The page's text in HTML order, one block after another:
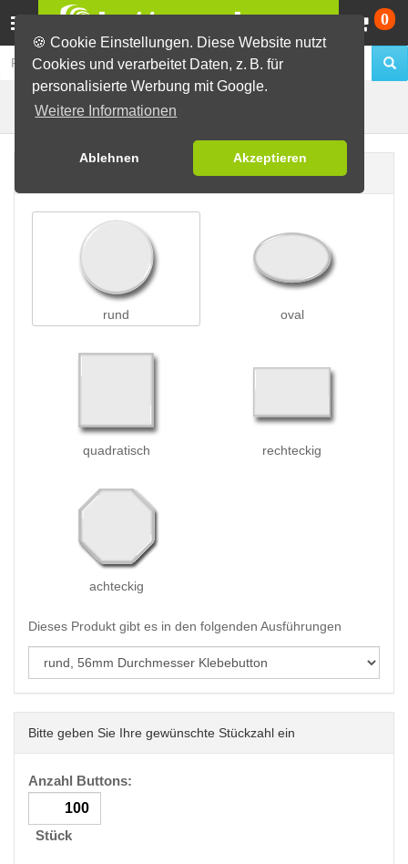
🍪 Cookie Einstellungen. Diese Website nutzt
Cookies und verarbeitet Daten, z. B. für
personalisierte Werbung mit Google.
Weitere Informationen
Ablehnen Akzeptieren
0
Buttons erstellen Klett- u. Klebebuttons
rund oval
quadratisch rechteckig
achteckig
Dieses Produkt gibt es in den folgenden Ausführungen
Bitte geben Sie Ihre gewünschte Stückzahl ein
Anzahl Buttons:
Stück